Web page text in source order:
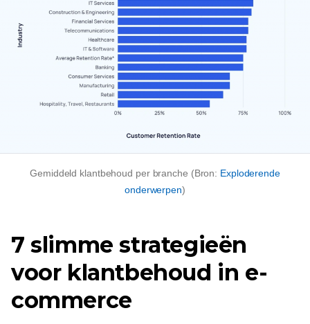
Gemiddeld klantbehoud per branche (Bron: Exploderende
onderwerpen)
7 slimme strategieën
voor klantbehoud in e-
commerce